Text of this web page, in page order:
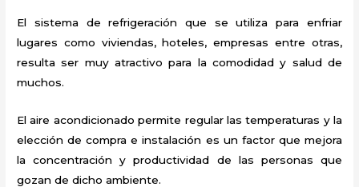
El sistema de refrigeración que se utiliza para enfriar
lugares como viviendas, hoteles, empresas entre otras,
resulta ser muy atractivo para la comodidad y salud de
muchos.
El aire acondicionado permite regular las temperaturas y la
elección de compra e instalación es un factor que mejora
la concentración y productividad de las personas que
gozan de dicho ambiente.